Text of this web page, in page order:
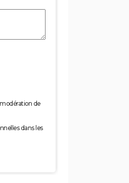
de
dans les